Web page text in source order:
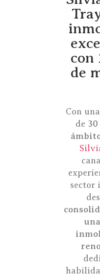
con
de
Con
de
sector